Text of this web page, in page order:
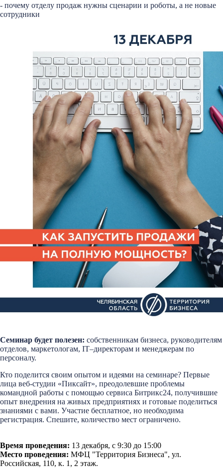
- почему отделу продаж нужны сценарии и роботы, а не новые
сотрудники
Семинар будет полезен: собственникам бизнеса, руководителям
отделов, маркетологам, IT–директорам и менеджерам по
персоналу.
Кто поделится своим опытом и идеями на семинаре? Первые
лица веб-студии «Пиксайт», преодолевшие проблемы
командной работы с помощью сервиса Битрикс24, получившие
опыт внедрения на живых предприятиях и готовые поделиться
знаниями с вами. Участие бесплатное, но необходима
регистрация. Спешите, количество мест ограничено.
Время проведения: 13 декабря, с 9:30 до 15:00
Место проведения: МФЦ "Территория Бизнеса", ул.
Российская, 110, к. 1, 2 этаж.